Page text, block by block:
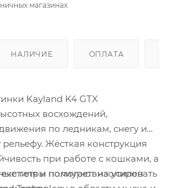
магазинах
НАЛИЧИЕ ОПЛАТА
Kayland K4 GTX
восхождений,
по ледникам, снегу и
Жёсткая конструкция
при работе с кошками, а
гетры помогают изолировать
и полиуретана усилен